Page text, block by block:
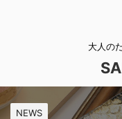
大人の
NEWS